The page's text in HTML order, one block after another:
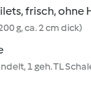
frisch, ohne
g, ca. 2 cm dick)
1 geh. TL